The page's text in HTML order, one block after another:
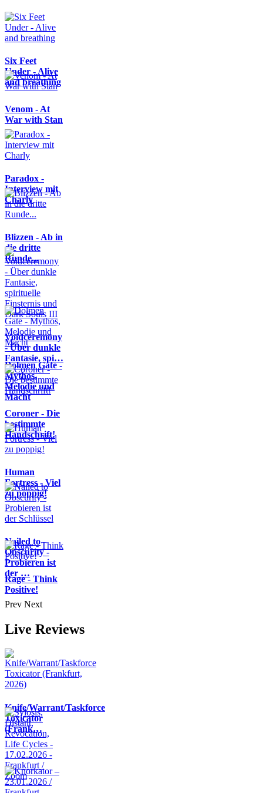
Six Feet
Under - Alive
and breathing
Venom - At
War with Stan
Paradox -
Interview mit
Charly
Blizzen - Ab in
die dritte
Runde...
Voidceremony
- Über dunkle
Fantasie, spi…
Dolmen Gate -
Mythos,
Melodie und
Macht
Coroner - Die
bestimmte
Handschrift!
Human
Fortress - Viel
zu poppig!
Nailed to
Obscurity -
Probieren ist
der …
Rage - Think
Positive!
Prev Next
Live Reviews
Knife/Warrant/Taskforce
Toxicator
(Frank…